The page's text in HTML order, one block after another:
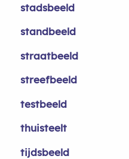
stadsbeeld
standbeeld
straatbeeld
streefbeeld
testbeeld
thuisteelt
tijdsbeeld